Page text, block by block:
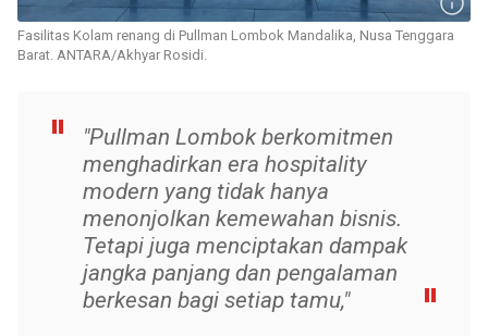
Fasilitas Kolam renang di Pullman Lombok Mandalika, Nusa Tenggara
Barat. ANTARA/Akhyar Rosidi.
"Pullman Lombok berkomitmen
menghadirkan era hospitality
modern yang tidak hanya
menonjolkan kemewahan bisnis.
Tetapi juga menciptakan dampak
jangka panjang dan pengalaman
berkesan bagi setiap tamu,"